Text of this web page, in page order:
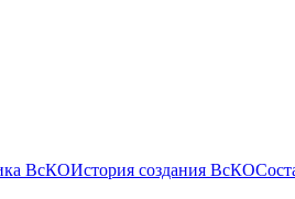
ВсКОИстория создания ВсКО